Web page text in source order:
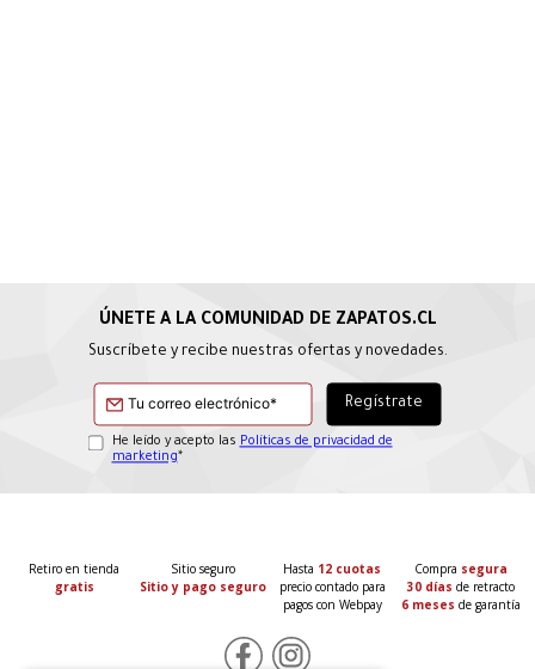
Suscríbete y recibe nuestras ofertas y novedades.
He leído y acepto las Políticas de privacidad de
marketing*
Retiro en tienda
gratis
Sitio seguro
Sitio y pago seguro
Hasta 12 cuotas
precio contado para
pagos con Webpay
Compra segura
30 días de retracto
6 meses de garantía